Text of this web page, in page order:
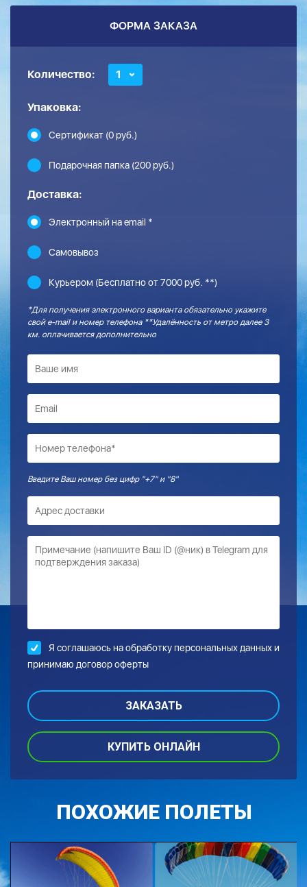
ФОРМА ЗАКАЗА
Количество: 1
Упаковка:
Сертификат (0 руб.)
Подарочная папка (200 руб.)
Доставка:
Электронный на email *
Самовывоз
Курьером (Бесплатно от 7000 руб. **)
*Для получения электронного варианта обязательно укажите
свой e-mail и номер телефона **Удалённость от метро далее 3
км. оплачивается дополнительно
Введите Ваш номер без цифр "+7" и "8"
Я соглашаюсь на обработкуперсональных данных и
принимаю договор оферты
КУПИТЬ ОНЛАЙН
ПОХОЖИЕ ПОЛЕТЫ